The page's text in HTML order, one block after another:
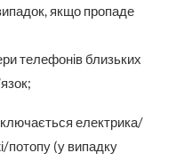
якщо пропаде
телефонів близьких
електрика/
потопу (у випадку